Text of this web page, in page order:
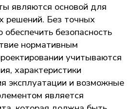
являются основой для
решений. Без точных
безопасность
нормативным
учитываются
характеристики
эксплуатации и возможные
является